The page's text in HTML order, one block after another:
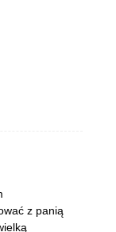
z panią